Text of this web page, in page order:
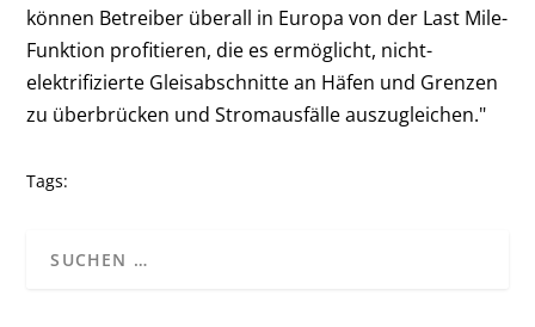
können Betreiber überall in Europa von der Last Mile-
Funktion profitieren, die es ermöglicht, nicht-
elektrifizierte Gleisabschnitte an Häfen und Grenzen
zu überbrücken und Stromausfälle auszugleichen."
Tags: